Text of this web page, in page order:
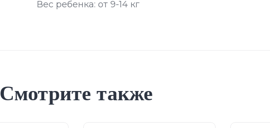
Вес ребенка: от 9-14 кг
Смотрите также